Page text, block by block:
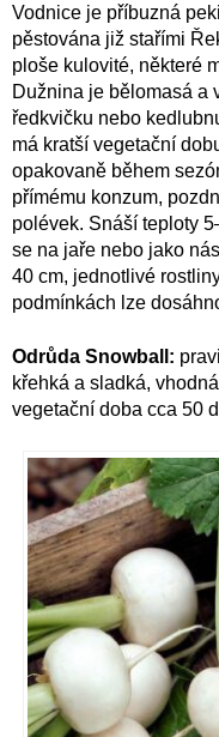
Vodnice je příbuzná
pěstována již stařími
ploše kulovité, některé
Dužnina je bělomasá a
ředkvičku nebo
má kratší vegetační
opakovaně během
přímému konzum,
polévek. Snáší teploty
se na jaře nebo jako
40 cm, jednotlivé
podmínkách lze
Odrůda Snowball:
křehká a sladká,
vegetační doba cca 50